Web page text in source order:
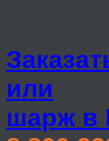
или
шарж в